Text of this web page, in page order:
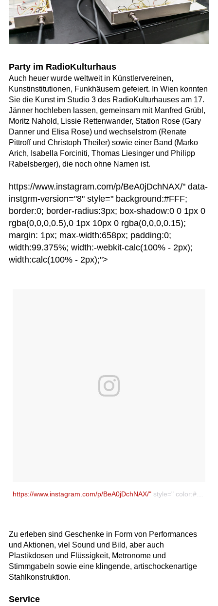
Party im RadioKulturhaus
Auch heuer wurde weltweit in Künstlervereinen,
Kunstinstitutionen, Funkhäusern gefeiert. In Wien konnten
Sie die Kunst im Studio 3 des RadioKulturhauses am 17.
Jänner hochleben lassen, gemeinsam mit Manfred Grübl,
Moritz Nahold, Lissie Rettenwander, Station Rose (Gary
Danner und Elisa Rose) und wechselstrom (Renate
Pittroff und Christoph Theiler) sowie einer Band (Marko
Arich, Isabella Forciniti, Thomas Liesinger und Philipp
Rabelsberger), die noch ohne Namen ist.
https://www.instagram.com/p/BeA0jDchNAX/" data-
instgrm-version="8" style=" background:#FFF;
border:0; border-radius:3px; box-shadow:0 0 1px 0
rgba(0,0,0,0.5),0 1px 10px 0 rgba(0,0,0,0.15);
margin: 1px; max-width:658px; padding:0;
width:99.375%; width:-webkit-calc(100% - 2px);
width:calc(100% - 2px);">
https://www.instagram.com/p/BeA0jDchNAX/"style=" color:#c9c8cd; font-family:Arial,sans-serif; font-size:14px; font-style:normal; font-weight:normal; line-height:17px; text-decoration:none;" target="_blank">Ein Beitrag geteilt von Radio Ö1 (@oe1) am
Zu erleben sind Geschenke in Form von Performances
und Aktionen, viel Sound und Bild, aber auch
Plastikdosen und Flüssigkeit, Metronome und
Stimmgabeln sowie eine klingende, artischockenartige
Stahlkonstruktion.
Service